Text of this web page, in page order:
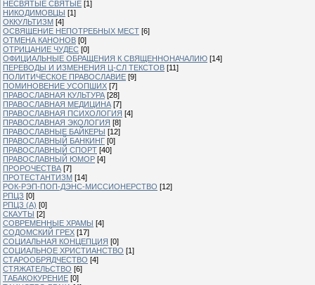
НЕСВЯТЫЕ СВЯТЫЕ [1]
НИКОДИМОВЦЫ [1]
ОККУЛЬТИЗМ [4]
ОСВЯЩЕНИЕ НЕПОТРЕБНЫХ МЕСТ [6]
ОТМЕНА КАНОНОВ [0]
ОТРИЦАНИЕ ЧУДЕС [0]
ОФИЦИАЛЬНЫЕ ОБРАЩЕНИЯ К СВЯЩЕННОНАЧАЛИЮ [14]
ПЕРЕВОДЫ И ИЗМЕНЕНИЯ Ц-СЛ ТЕКСТОВ [11]
ПОЛИТИЧЕСКОЕ ПРАВОСЛАВИЕ [9]
ПОМИНОВЕНИЕ УСОПШИХ [7]
ПРАВОСЛАВНАЯ КУЛЬТУРА [28]
ПРАВОСЛАВНАЯ МЕДИЦИНА [7]
ПРАВОСЛАВНАЯ ПСИХОЛОГИЯ [4]
ПРАВОСЛАВНАЯ ЭКОЛОГИЯ [8]
ПРАВОСЛАВНЫЕ БАЙКЕРЫ [12]
ПРАВОСЛАВНЫЙ БАНКИНГ [0]
ПРАВОСЛАВНЫЙ СПОРТ [40]
ПРАВОСЛАВНЫЙ ЮМОР [4]
ПРОРОЧЕСТВА [7]
ПРОТЕСТАНТИЗМ [14]
РОК-РЭП-ПОП-ДЭНС-МИССИОНЕРСТВО [12]
РПЦЗ [0]
РПЦЗ (А) [0]
СКАУТЫ [2]
СОВРЕМЕННЫЕ ХРАМЫ [4]
СОДОМСКИЙ ГРЕХ [17]
СОЦИАЛЬНАЯ КОНЦЕПЦИЯ [0]
СОЦИАЛЬНОЕ ХРИСТИАНСТВО [1]
СТАРООБРЯДЧЕСТВО [4]
СТЯЖАТЕЛЬСТВО [6]
ТАБАКОКУРЕНИЕ [0]